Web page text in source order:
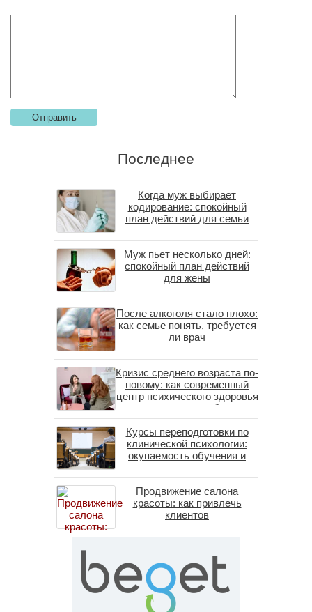
Последнее
Когда муж выбирает
кодирование: спокойный
план действий для семьи
Муж пьет несколько дней:
спокойный план действий
для жены
После алкоголя стало плохо:
как семье понять, требуется
ли врач
Кризис среднего возраста по-
новому: как современный
центр психического здоровья
помогает пересобрать
личность без таблеток
(методы ДПДГ и КПТ)
Курсы переподготовки по
клинической психологии:
окупаемость обучения и
специалистов в 2026 году
Продвижение салона
красоты: как привлечь
клиентов